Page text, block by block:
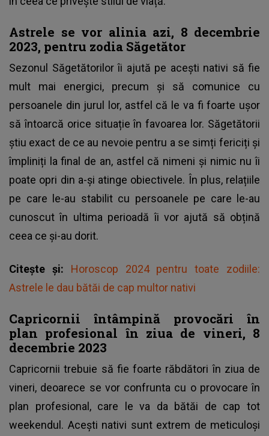
Astrele se vor alinia azi, 8 decembrie
2023, pentru zodia Săgetător
Sezonul Săgetătorilor îi ajută pe acești nativi să fie
mult mai energici, precum și să comunice cu
persoanele din jurul lor, astfel că le va fi foarte ușor
să întoarcă orice situație în favoarea lor. Săgetătorii
știu exact de ce au nevoie pentru a se simți fericiți și
împliniți la final de an, astfel că nimeni și nimic nu îi
poate opri din a-și atinge obiectivele. În plus, relațiile
pe care le-au stabilit cu persoanele pe care le-au
cunoscut în ultima perioadă îi vor ajută să obțină
ceea ce și-au dorit.
Citește și: Horoscop 2024 pentru toate zodiile:
Astrele le dau bătăi de cap multor nativi
Capricornii întâmpină provocări în
plan profesional în ziua de vineri, 8
decembrie 2023
Capricornii trebuie să fie foarte răbdători în ziua de
vineri, deoarece se vor confrunta cu o provocare în
plan profesional, care le va da bătăi de cap tot
weekendul. Acești nativi sunt extrem de meticuloși